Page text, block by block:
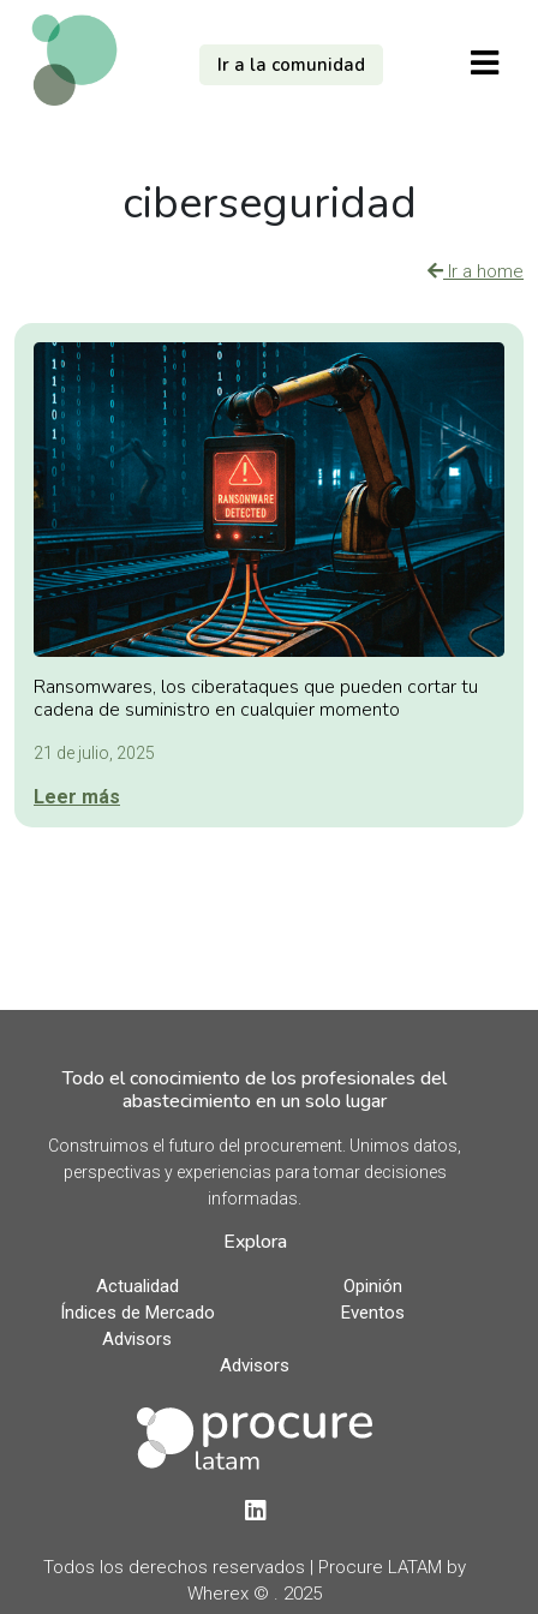
Ir a la comunidad
ciberseguridad
Ir a home
Ransomwares, los ciberataques que pueden cortar tu
cadena de suministro en cualquier momento
21 de julio, 2025
Leer más
Todo el conocimiento de los profesionales del
abastecimiento en un solo lugar
Construimos el futuro del procurement. Unimos datos,
perspectivas y experiencias para tomar decisiones
informadas.
Explora
Actualidad
Opinión
Índices de Mercado
Eventos
Advisors
Advisors
LinkedIn
Todos los derechos reservados | Procure LATAM by
Wherex © . 2025